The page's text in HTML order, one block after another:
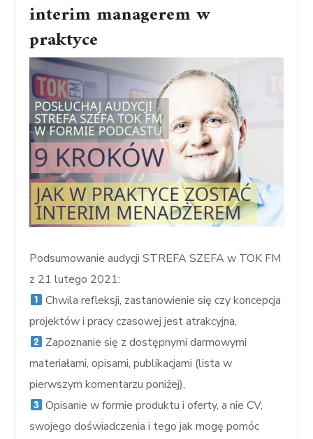
interim managerem w
praktyce
Podsumowanie audycji STREFA SZEFA w TOK FM
z 21 lutego 2021:
Chwila refleksji, zastanowienie się czy koncepcja
projektów i pracy czasowej jest atrakcyjna,
Zapoznanie się z dostępnymi darmowymi
materiałami, opisami, publikacjami (lista w
pierwszym komentarzu poniżej),
Opisanie w formie produktu i oferty, a nie CV,
swojego doświadczenia i tego jak mogę pomóc